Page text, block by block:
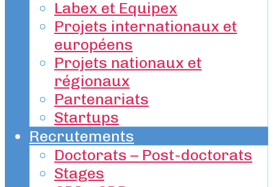
Labex et Equipex
Projets internationaux et
européens
Projets nationaux et
régionaux
Partenariats
Startups
Recrutements
Doctorats – Post-doctorats
Stages